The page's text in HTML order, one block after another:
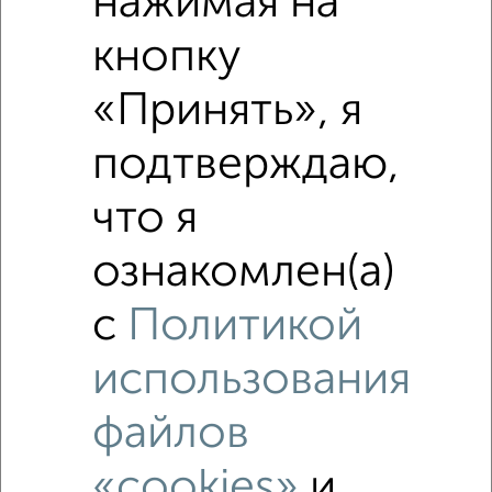
Средняя цена по городу
Похожие предложения рядом
1‑комнатные квартиры недалеко от
кнопку
«Принять», я
подтверждаю,
что я
ознакомлен(а)
с Политикой
использования
файлов